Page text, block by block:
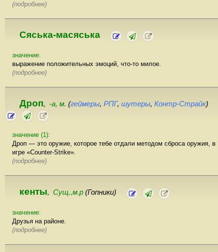
(подробнее)
Сяська-масяська
значение:
выражение положительных эмоций, что-то милое.
(подробнее)
Дроп, -а, м. (геймеры, РПГ, шутеры, Контр-Страйк)
значение (1):
Дроп — это оружие, которое тебе отдали методом сброса оружия, в
игре «Counter-Strike».
(подробнее)
кенты, Сущ.,м.р (Гопники)
значение:
Друзья на районе.
(подробнее)